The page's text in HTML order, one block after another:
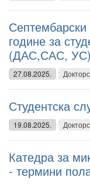
године за
(ДАС,САС, УС)
27.08.2025.
Студентска
19.08.2025.
Катедра за
- термини